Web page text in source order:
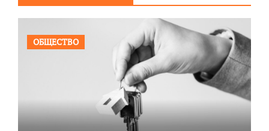
ОБЩЕСТВО